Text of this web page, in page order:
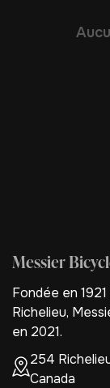
Messier
Fondée en
Richelieu,
en 2021.
254
Canada